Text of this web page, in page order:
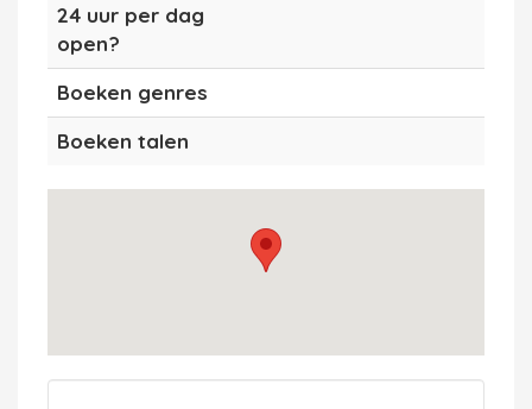
24 uur per dag
open?
Boeken genres
Boeken talen